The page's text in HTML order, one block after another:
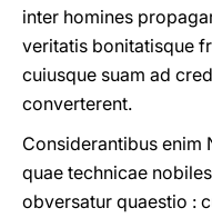
inter homines
veritatis bonitatisque
cuiusque suam ad
converterent.
Considerantibus enim
quae technicae
obversatur quaestio :